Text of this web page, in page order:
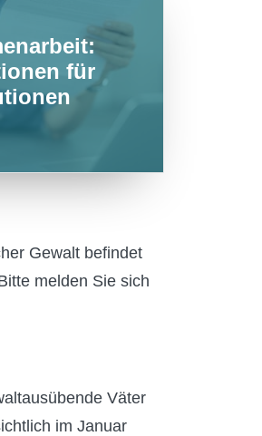
für
Gewalt befindet
melden Sie sich
Väter
im Januar